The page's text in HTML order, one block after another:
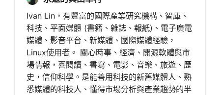
Ivan Lin，有豐富的國際產業研究機構、智庫、
科技、平面媒體 (書籍、雜誌、報紙)、電子廣電
媒體、影音平台、新媒體、國際媒體經驗，
Linux使用者。 關心時事、經濟、開源軟體與市
場情報，喜閱讀、書寫、電影、音樂、旅遊、歷
史，信仰科學。是能善用科技的新舊媒體人、熟
悉媒體的科技人、懂得市場分析與產業趨勢的半